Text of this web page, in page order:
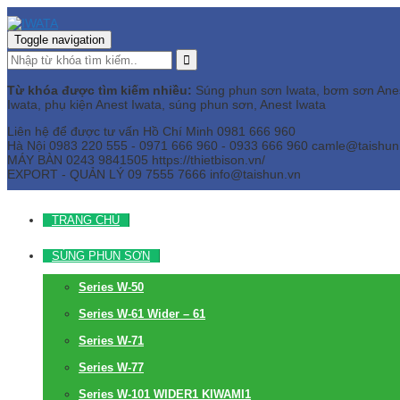
Toggle navigation
Từ khóa được tìm kiếm nhiều: Súng phun sơn Iwata, bơm sơn
Iwata, phụ kiện Anest Iwata, súng phun sơn, Anest Iwata
Liên hệ để được tư vấn Hồ Chí Minh 0981 666 960
Hà Nội 0983 220 555 - 0971 666 960 - 0933 666 960
MÁY BÀN 0243 9841505 https://thietbison.vn/
EXPORT - QUẢN LÝ 09 7555 7666 info@taishun.vn
TRANG CHỦ
SÚNG PHUN SƠN
Series W-50
Series W-61 Wider – 61
Series W-71
Series W-77
Series W-101 WIDER1 KIWAMI1